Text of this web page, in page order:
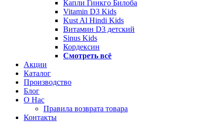
Капли Гинкго Билоба
Vitamin D3 Kids
Kust Al Hindi Kids
Витамин D3 детский
Sinus Kids
Кордексин
Смотреть всё
Акции
Каталог
Производство
Блог
О Нас
Правила возврата товара
Контакты